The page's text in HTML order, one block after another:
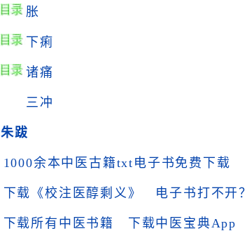
胀
下痢
诸痛
三冲
朱跋
1000余本中医古籍txt电子书免费下载
下载《校注医醇剩义》 电子书打不开？
下载所有中医书籍 下载中医宝典App